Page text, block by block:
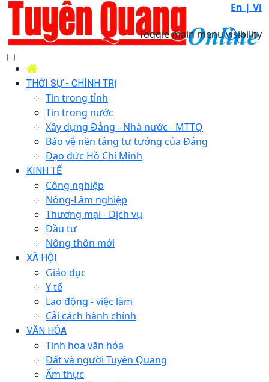
En | Vi
Toggle main menu visibility
THỜI SỰ - CHÍNH TRỊ
Tin trong tỉnh
Tin trong nước
Xây dựng Đảng - Nhà nước - MTTQ
Bảo vệ nền tảng tư tưởng của Đảng
Đạo đức Hồ Chí Minh
KINH TẾ
Công nghiệp
Nông-Lâm nghiệp
Thương mại - Dịch vụ
Đầu tư
Nông thôn mới
XÃ HỘI
Giáo dục
Y tế
Lao động - việc làm
Cải cách hành chính
VĂN HÓA
Tinh hoa văn hóa
Đất và người Tuyên Quang
Ẩm thực